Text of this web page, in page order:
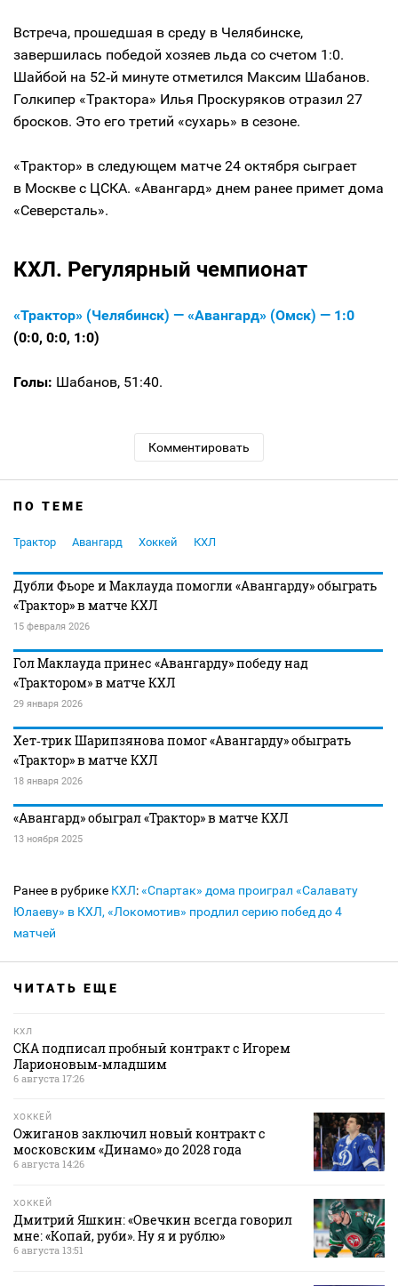
Встреча, прошедшая в среду в Челябинске,
завершилась победой хозяев льда со счетом 1:0.
Шайбой на 52‑й минуте отметился Максим Шабанов.
Голкипер «Трактора» Илья Проскуряков отразил 27
бросков. Это его третий «сухарь» в сезоне.
«Трактор» в следующем матче 24 октября сыграет
в Москве с ЦСКА. «Авангард» днем ранее примет дома
«Северсталь».
КХЛ. Регулярный чемпионат
«Трактор» (Челябинск) — «Авангард» (Омск) — 1:0
(0:0, 0:0, 1:0)
Голы: Шабанов, 51:40.
Комментировать
ПО ТЕМЕ
Трактор Авангард Хоккей КХЛ
Дубли Фьоре и Маклауда помогли «Авангарду» обыграть
«Трактор» в матче КХЛ
15 февраля 2026
Гол Маклауда принес «Авангарду» победу над
«Трактором» в матче КХЛ
29 января 2026
Хет‑трик Шарипзянова помог «Авангарду» обыграть
«Трактор» в матче КХЛ
18 января 2026
«Авангард» обыграл «Трактор» в матче КХЛ
13 ноября 2025
Ранее в рубрике КХЛ:«Спартак» дома проиграл «Салавату
Юлаеву» в КХЛ, «Локомотив» продлил серию побед до 4
матчей
ЧИТАТЬ ЕЩЕ
КХЛ
СКА подписал пробный контракт с Игорем
Ларионовым‑младшим
6 августа 17:26
ХОККЕЙ
Ожиганов заключил новый контракт с
московским «Динамо» до 2028 года
6 августа 14:26
ХОККЕЙ
Дмитрий Яшкин: «Овечкин всегда говорил
мне: «Копай, руби». Ну я и рублю»
6 августа 13:51